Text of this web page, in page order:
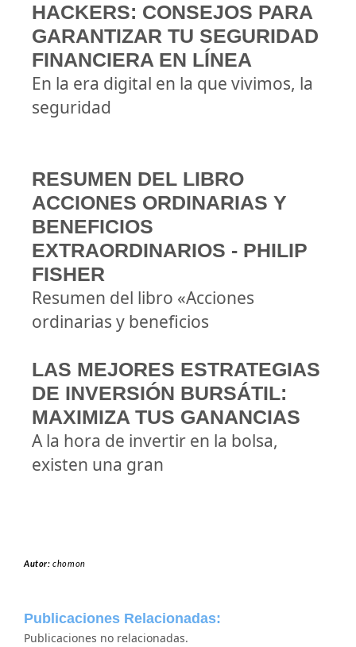
HACKERS: CONSEJOS PARA
GARANTIZAR TU SEGURIDAD
FINANCIERA EN LÍNEA
En la era digital en la que vivimos, la
seguridad
RESUMEN DEL LIBRO
ACCIONES ORDINARIAS Y
BENEFICIOS
EXTRAORDINARIOS - PHILIP
FISHER
Resumen del libro «Acciones
ordinarias y beneficios
LAS MEJORES ESTRATEGIAS
DE INVERSIÓN BURSÁTIL:
MAXIMIZA TUS GANANCIAS
A la hora de invertir en la bolsa,
existen una gran
Autor:chomon
Publicaciones Relacionadas:
Publicaciones no relacionadas.